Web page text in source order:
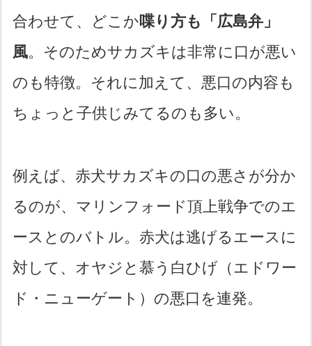
合わせて、どこか喋り方も「広島弁」
風。そのためサカズキは非常に口が悪い
のも特徴。それに加えて、悪口の内容も
ちょっと子供じみてるのも多い。
例えば、赤犬サカズキの口の悪さが分か
るのが、マリンフォード頂上戦争でのエ
ースとのバトル。赤犬は逃げるエースに
対して、オヤジと慕う白ひげ（エドワー
ド・ニューゲート）の悪口を連発。